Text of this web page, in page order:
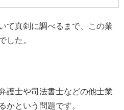
て真剣に調べるまで、この業
した。
護士や司法書士などの他士業
かという問題です。